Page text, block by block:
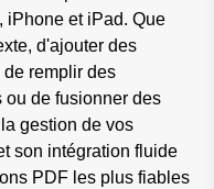
iPhone et iPad. Que
d'ajouter des
remplir des
ou de fusionner des
gestion de vos
son intégration fluide
PDF les plus fiables